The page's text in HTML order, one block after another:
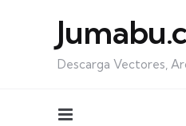
Descarga Vectores,